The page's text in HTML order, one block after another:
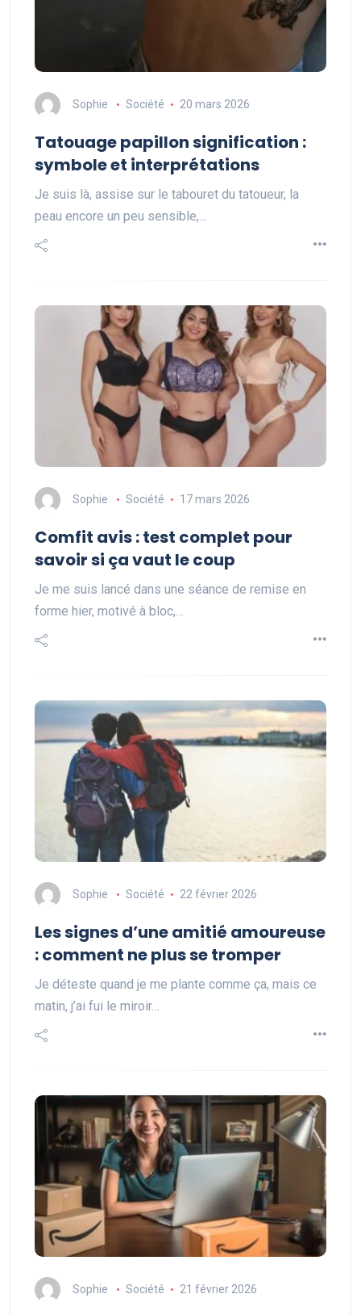
Sophie Société 20 mars 2026
Tatouage papillon signification :
symbole et interprétations
Je suis là, assise sur le tabouret du tatoueur, la
peau encore un peu sensible,…
Sophie Société 17 mars 2026
Comfit avis : test complet pour
savoir si ça vaut le coup
Je me suis lancé dans une séance de remise en
forme hier, motivé à bloc,…
Sophie Société 22 février 2026
Les signes d’une amitié amoureuse
: comment ne plus se tromper
Je déteste quand je me plante comme ça, mais ce
matin, j’ai fui le miroir…
Sophie Société 21 février 2026